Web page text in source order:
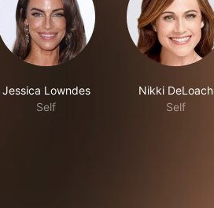
Jessica Lowndes
Self
Nikki DeLoach
Self